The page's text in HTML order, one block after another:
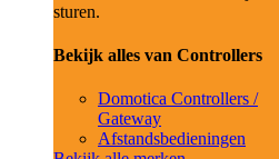
sturen.
Bekijk alles van Controllers
Domotica Controllers /
Gateway
Afstandsbedieningen